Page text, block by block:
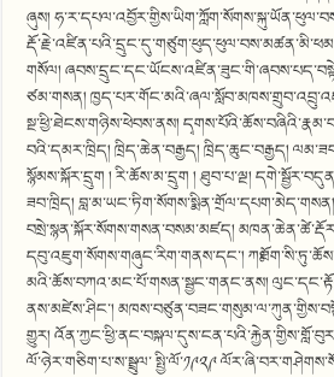
ཞུས།
གསོལ།
ཙམ་གསན།
སྔ་ཕྱི་ཐེངས་གཉིས་ཕེབས་ནས།
བའི་དམར་ཁྲིད། ཁྲིད་ཆེན་བརྒྱད། ཁྲིད་ཆུང་བརྒྱད།
སྙོམས་སྐོར་དྲུག ། རི་ཆོས་མ་དྲུག ། ཐུབ་པ་ལྔ།
ཟབ་ཁྲིད།
བསྲེ་སྙན་སྐོར་སོགས་གསན་བསམ་མཛད།
དབུ་འཇུག་སོགས་གཞུང་རིག་གནས་དང༌།
མའི་ཆོས་བཀའ་མང་པོ་གསན་སྦྱང་གནང་ནས།
ནས་མཛེས་ཤིང༌།
གྱུར།
ལོ་ཉེར་གཅིག་པ་ས་སྦྲུལ་ སྤྱི་ལོ་༡༩༢༩